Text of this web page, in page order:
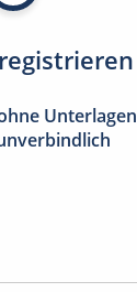
Unterlagen